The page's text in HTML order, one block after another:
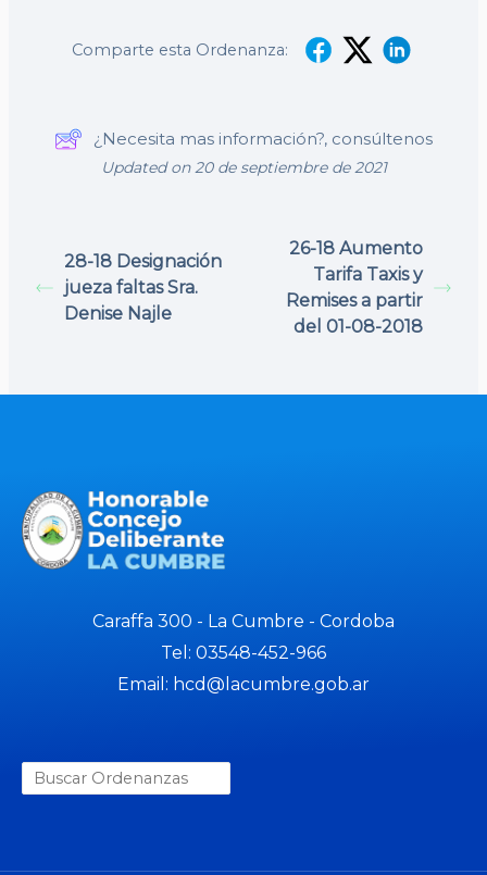
Comparte esta Ordenanza:
¿Necesita mas información?, consúltenos
Updated on 20 de septiembre de 2021
28-18 Designación
jueza faltas Sra.
Denise Najle
26-18 Aumento
Tarifa Taxis y
Remises a partir
del 01-08-2018
Caraffa 300 - La Cumbre - Cordoba
Tel: 03548-452-966
Email: hcd@lacumbre.gob.ar